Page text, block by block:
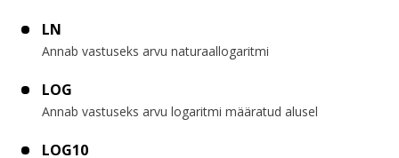
LN
Annab vastuseks arvu naturaallogaritmi
LOG
Annab vastuseks arvu logaritmi määratud alusel
LOG10